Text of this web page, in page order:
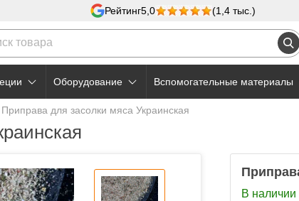
Рейтинг5,0 (1,4 тыс.)
Оборудование Вспомогательные материалы
Приправа для засолки мяса Украинская
В наличии